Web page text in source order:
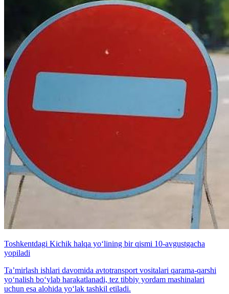
Toshkentdagi Kichik halqa yo‘lining bir qismi 10-avgustgacha
yopiladi
Ta’mirlash ishlari davomida avtotransport vositalari qarama-qarshi
yo‘nalish bo‘ylab harakatlanadi, tez tibbiy yordam mashinalari
uchun esa alohida yo‘lak tashkil etiladi.